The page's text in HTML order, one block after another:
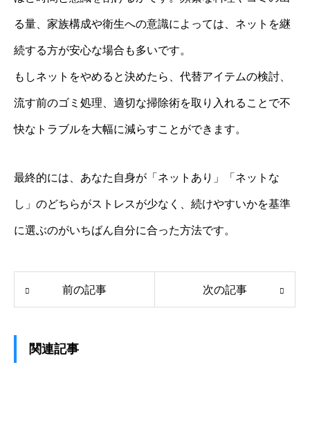
る量、家族構成や衛生への意識によっては、ネットを継
続する方が安心な場合も多いです。
もしネットをやめると決めたら、代替アイテムの検討、
流す前のゴミ処理、適切な掃除術を取り入れることで不
快なトラブルを大幅に減らすことができます。
最終的には、あなた自身が「ネットあり」「ネットな
し」のどちらがストレスが少なく、続けやすいかを基準
に選ぶのがいちばん自分に合った方法です。
前の記事 次の記事
関連記事